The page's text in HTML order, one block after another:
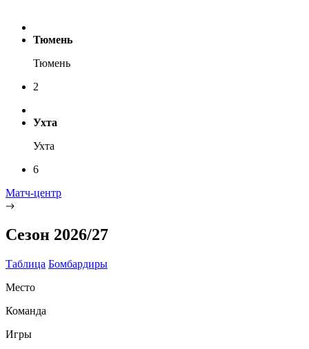
Тюмень
Тюмень
2
Ухта
Ухта
6
Матч-центр
Сезон 2026/27
Таблица Бомбардиры
Место
Команда
Игры